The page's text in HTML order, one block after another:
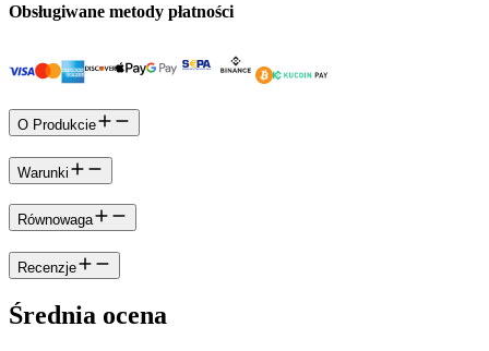
Obsługiwane metody płatności
O Produkcie
Warunki
Równowaga
Recenzje
Średnia ocena